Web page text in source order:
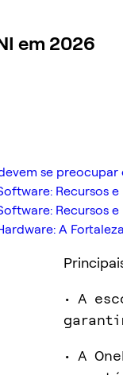
em 2026
se
Recursos
Recursos
A
• A
• A